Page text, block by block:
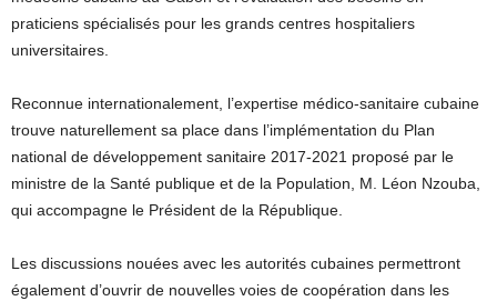
praticiens spécialisés pour les grands centres hospitaliers
universitaires.
Reconnue internationalement, l’expertise médico-sanitaire cubaine
trouve naturellement sa place dans l’implémentation du Plan
national de développement sanitaire 2017-2021 proposé par le
ministre de la Santé publique et de la Population, M. Léon Nzouba,
qui accompagne le Président de la République.
Les discussions nouées avec les autorités cubaines permettront
également d’ouvrir de nouvelles voies de coopération dans les